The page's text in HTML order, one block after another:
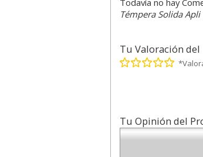
Témpera Solida
Tu Valoración del
Tu Opinión del